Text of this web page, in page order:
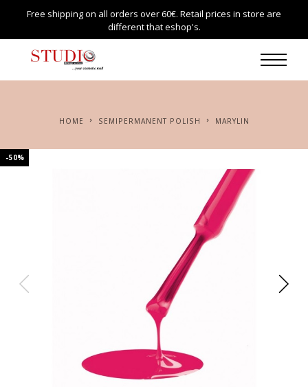
Free shipping on all orders over 60€. Retail prices in store are
different that eshop's.
HOME SEMIPERMANENT POLISH MARYLIN
-50%